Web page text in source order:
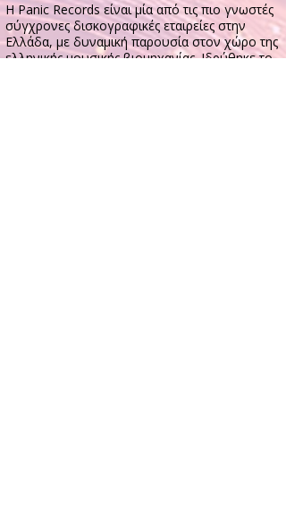
Η Panic Records είναι μία από τις πιο γνωστές
σύγχρονες δισκογραφικές εταιρείες στην
Ελλάδα, με δυναμική παρουσία στον χώρο της
ελληνικής μουσικής βιομηχανίας. Ιδρύθηκε το